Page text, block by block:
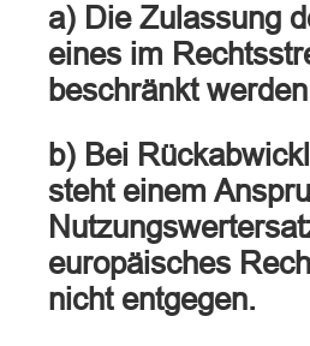
a) Die Zulassung
eines im
beschränkt
b) Bei
steht einem
europäisches
nicht entgegen.